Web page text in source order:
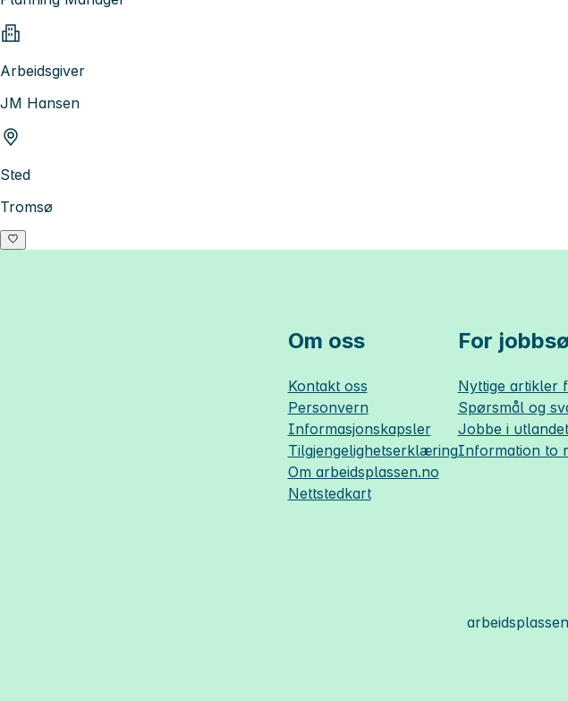
Arbeidsgiver
JM Hansen
Sted
Tromsø
Om oss
Kontakt oss
Personvern
Informasjonskapsler
Tilgjengelighetserklæring
Om arbeidsplassen.no
Nettstedkart
For
Nyttige artikler
Spørsmål og
Jobbe i
Information to